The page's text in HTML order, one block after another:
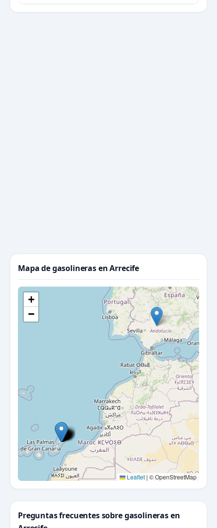
Mapa de gasolineras en Arrecife
+
−
Leaflet | © OpenStreetMap
Preguntas frecuentes sobre gasolineras en